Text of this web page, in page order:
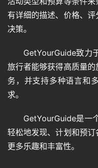
有详细的描述、价格、
决策。
GetYourGuide致力
旅行者能够获得高质量
务，并支持多种语言和
求。
GetYourGuide是一
轻松地发现、计划和预
更多乐趣和丰富性。